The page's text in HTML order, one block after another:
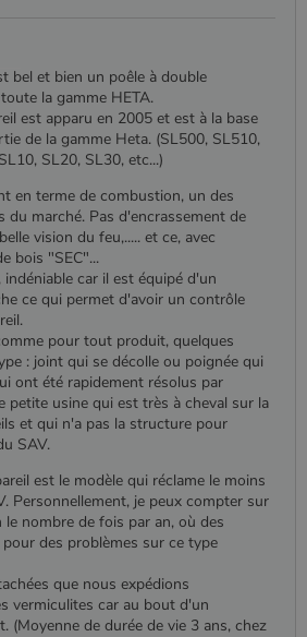
bel et bien un poêle à double
la gamme HETA.
est apparu en 2005 et est à la base
de la gamme Heta. (SL500, SL510,
SL20, SL30, etc...)
en terme de combustion, un des
du marché. Pas d'encrassement de
vision du feu,..... et ce, avec
bois "SEC"...
indéniable car il est équipé d'un
ce qui permet d'avoir un contrôle
pour tout produit, quelques
: joint qui se décolle ou poignée qui
ont été rapidement résolus par
petite usine qui est très à cheval sur la
et qui n'a pas la structure pour
SAV.
est le modèle qui réclame le moins
Personnellement, je peux compter sur
nombre de fois par an, où des
des problèmes sur ce type
que nous expédions
vermiculites car au bout d'un
(Moyenne de durée de vie 3 ans, chez